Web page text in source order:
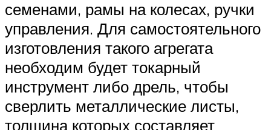
семенами, рамы на колесах, ручки
управления. Для самостоятельного
изготовления такого агрегата
необходим будет токарный
инструмент либо дрель, чтобы
сверлить металлические листы,
толщина которых составляет